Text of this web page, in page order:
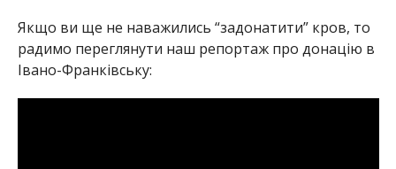
Якщо ви ще не наважились “задонатити” кров, то
радимо переглянути наш репортаж про донацію в
Івано-Франківську: